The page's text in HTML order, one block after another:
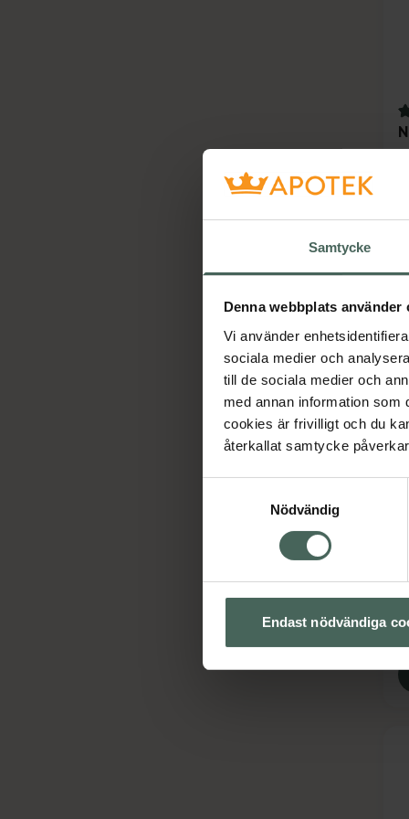
Samtycke
Denna webbplats använder
Vi använder
sociala medier och
till de sociala medier och
med annan information som
cookies är frivilligt och du
återkallat samtycke
Nödvändig
Endast nödvändiga